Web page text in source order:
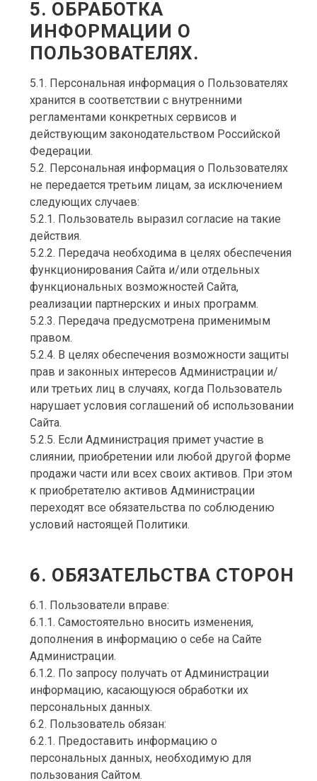
5. ОБРАБОТКА
ИНФОРМАЦИИ О
ПОЛЬЗОВАТЕЛЯХ.
5.1. Персональная информация о Пользователях
хранится в соответствии с внутренними
регламентами конкретных сервисов и
действующим законодательством Российской
Федерации.
5.2. Персональная информация о Пользователях
не передается третьим лицам, за исключением
следующих случаев:
5.2.1. Пользователь выразил согласие на такие
действия.
5.2.2. Передача необходима в целях обеспечения
функционирования Сайта и/или отдельных
функциональных возможностей Сайта,
реализации партнерских и иных программ.
5.2.3. Передача предусмотрена применимым
правом.
5.2.4. В целях обеспечения возможности защиты
прав и законных интересов Администрации и/
или третьих лиц в случаях, когда Пользователь
нарушает условия соглашений об использовании
Сайта.
5.2.5. Если Администрация примет участие в
слиянии, приобретении или любой другой форме
продажи части или всех своих активов. При этом
к приобретателю активов Администрации
переходят все обязательства по соблюдению
условий настоящей Политики.
6. ОБЯЗАТЕЛЬСТВА СТОРОН
6.1. Пользователи вправе:
6.1.1. Самостоятельно вносить изменения,
дополнения в информацию о себе на Сайте
Администрации.
6.1.2. По запросу получать от Администрации
информацию, касающуюся обработки их
персональных данных.
6.2. Пользователь обязан:
6.2.1. Предоставить информацию о
персональных данных, необходимую для
пользования Сайтом.